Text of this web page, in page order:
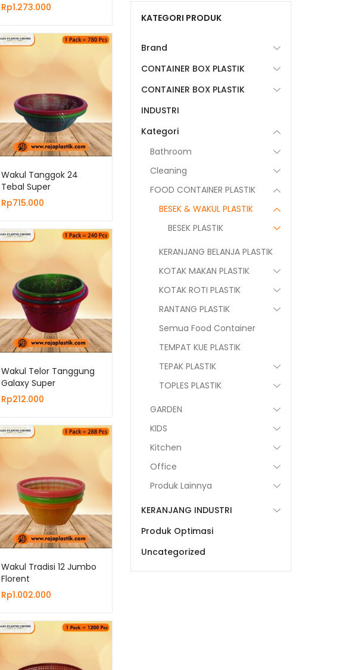
Rp1.273.000
Wakul Tanggok 24
Tebal Super
Rp715.000
Wakul Telor Tanggung
Galaxy Super
Rp212.000
Wakul Tradisi 12 Jumbo
Florent
Rp1.002.000
KATEGORI PRODUK
Brand
CONTAINER BOX PLASTIK
CONTAINER BOX PLASTIK
INDUSTRI
Kategori
Bathroom
Cleaning
FOOD CONTAINER PLASTIK
BESEK & WAKUL PLASTIK
BESEK PLASTIK
KERANJANG BELANJA PLASTIK
KOTAK MAKAN PLASTIK
KOTAK ROTI PLASTIK
RANTANG PLASTIK
Semua Food Container
TEMPAT KUE PLASTIK
TEPAK PLASTIK
TOPLES PLASTIK
GARDEN
KIDS
Kitchen
Office
Produk Lainnya
KERANJANG INDUSTRI
Produk Optimasi
Uncategorized